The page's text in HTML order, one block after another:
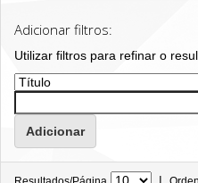
Adicionar filtros:
Utilizar filtros para refinar o